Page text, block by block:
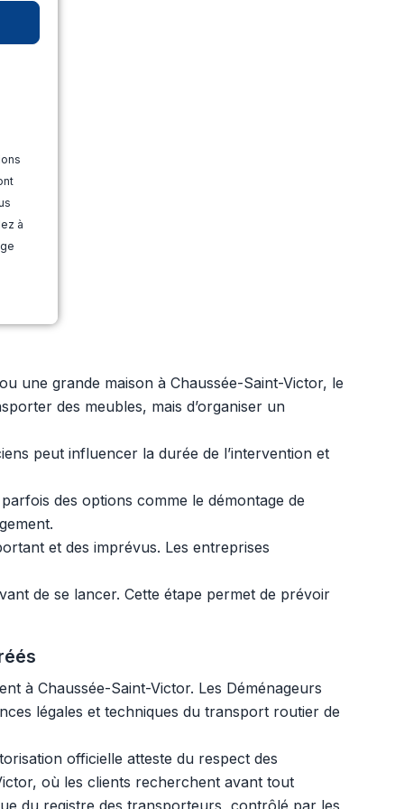
à
une grande maison à Chaussée-Saint-Victor, le
des meubles, mais d’organiser un
peut influencer la durée de l’intervention et
des options comme le démontage de
et des imprévus. Les entreprises
de se lancer. Cette étape permet de prévoir
à Chaussée-Saint-Victor. Les Déménageurs
légales et techniques du transport routier de
officielle atteste du respect des
où les clients recherchent avant tout
du registre des transporteurs, contrôlé par les